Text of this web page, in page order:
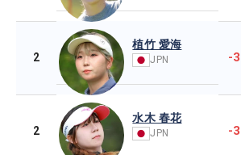
2
植竹 愛海
JPN -3
2
水木 春花
JPN -3